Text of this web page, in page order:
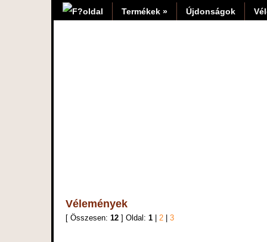
Termékek » Újdonságok
Vélemények
[ Összesen: 12 ] Oldal: 1 2 3